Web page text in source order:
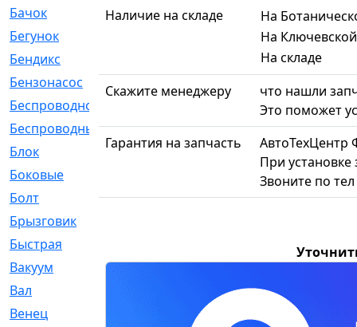
Бачок
[40]
Бегунок
Бендикс
Бензонасос
Беспроводное
Беспроводные
[1]
Блок
[81]
Боковые
Болт
[247]
Брызговик
Быстрая
Вакуум
[23]
Вал
Венец
Наличие на складе
На
На Ключевской
На складе
Скажите менеджеру
что нашли
Это поможет
Гарантия на запчасть
АвтоТехЦентр
При установке
Звоните по тел